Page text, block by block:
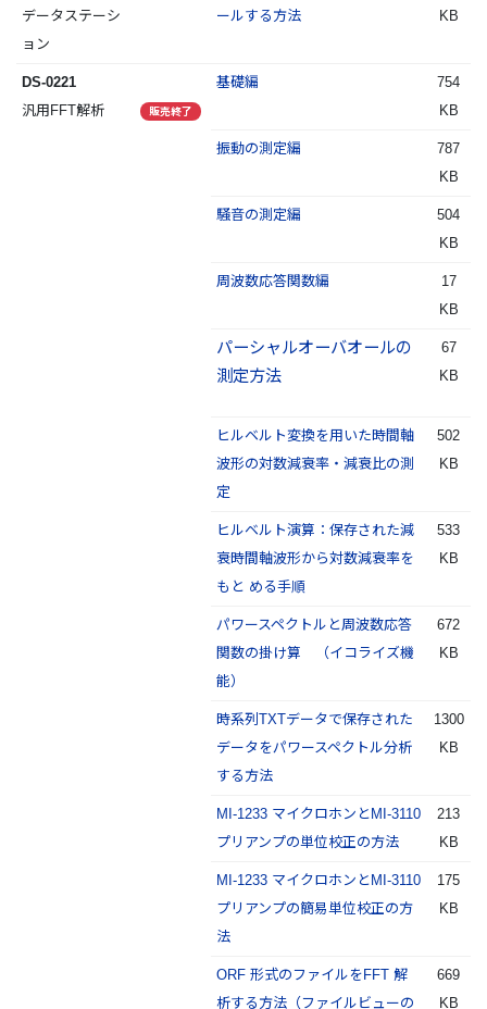
データステーシ
ョン
ールする方法
KB
DS-0221
汎用FFT解析
販売終了
基礎編
754
KB
振動の測定編
787
KB
騒音の測定編
504
KB
周波数応答関数編
17
KB
パーシャルオーバオールの
測定方法
67
KB
ヒルベルト変換を用いた時間軸
波形の対数減衰率・減衰比の測
定
502
KB
ヒルベルト演算：保存された減
衰時間軸波形から対数減衰率を
もと める手順
533
KB
パワースペクトルと周波数応答
関数の掛け算 （イコライズ機
能）
672
KB
時系列TXTデータで保存された
データをパワースペクトル分析
する方法
1300
KB
MI-1233 マイクロホンとMI-3110
プリアンプの単位校正の方法
213
KB
MI-1233 マイクロホンとMI-3110
プリアンプの簡易単位校正の方
法
175
KB
ORF 形式のファイルをFFT 解
析する方法（ファイルビューの
669
KB